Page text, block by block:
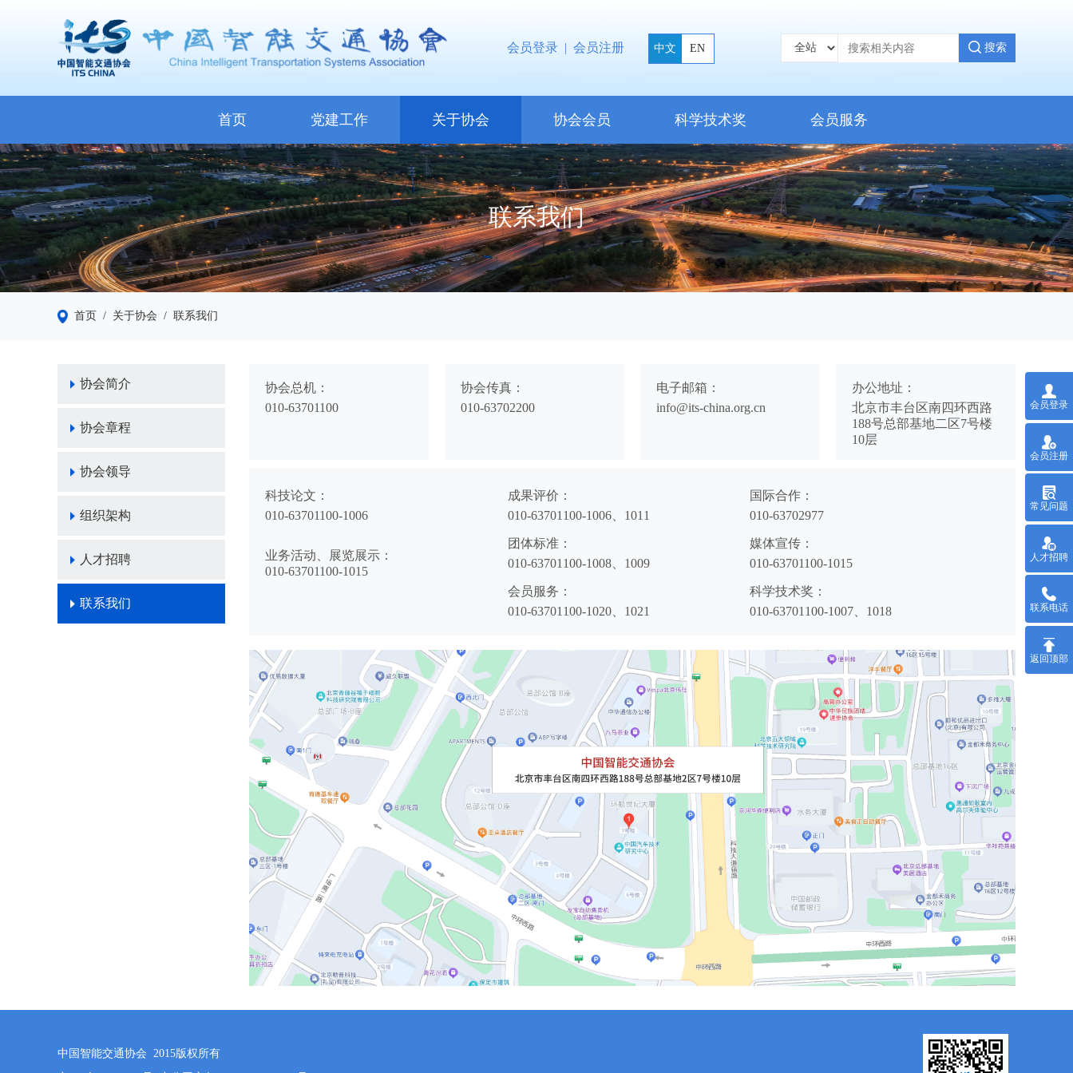
会员登录 | 会员注册 中文 EN 搜索
首页 党建工作 关于协会 协会会员 科学技术奖 会员服务
联系我们
首页 / 关于协会 / 联系我们
协会简介
协会章程
协会领导
组织架构
人才招聘
联系我们
协会总机：
010-63701100
协会传真：
010-63702200
电子邮箱：
info@its-china.org.cn
办公地址：
北京市丰台区南四环西路
188号总部基地二区7号楼
10层
科技论文：
010-63701100-1006
成果评价：
010-63701100-1006、1011
国际合作：
010-63702977
业务活动、展览展示：
010-63701100-1015
团体标准：
010-63701100-1008、1009
媒体宣传：
010-63701100-1015
会员服务：
010-63701100-1020、1021
科学技术奖：
010-63701100-1007、1018
中国智能交通协会 2015版权所有
会员登录
会员注册
常见问题
人才招聘
联系电话
返回顶部